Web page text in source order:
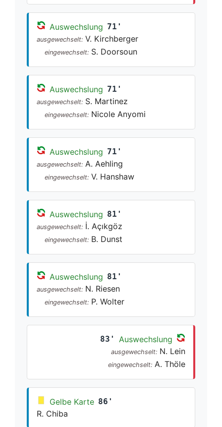
Auswechslung 71'
ausgewechselt: V. Kirchberger
eingewechselt: S. Doorsoun
Auswechslung 71'
ausgewechselt: S. Martinez
eingewechselt: Nicole Anyomi
Auswechslung 71'
ausgewechselt: A. Aehling
eingewechselt: V. Hanshaw
Auswechslung 81'
ausgewechselt: İ. Açıkgöz
eingewechselt: B. Dunst
Auswechslung 81'
ausgewechselt: N. Riesen
eingewechselt: P. Wolter
83' Auswechslung
ausgewechselt: N. Lein
eingewechselt: A. Thöle
Gelbe Karte 86'
R. Chiba